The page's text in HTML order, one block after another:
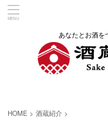
あなたとお酒を
HOME > 酒蔵紹介 >